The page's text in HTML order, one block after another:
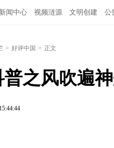
新闻中心 视频涟源 文明创建 公
> 好评中国 > 正文
之风吹遍